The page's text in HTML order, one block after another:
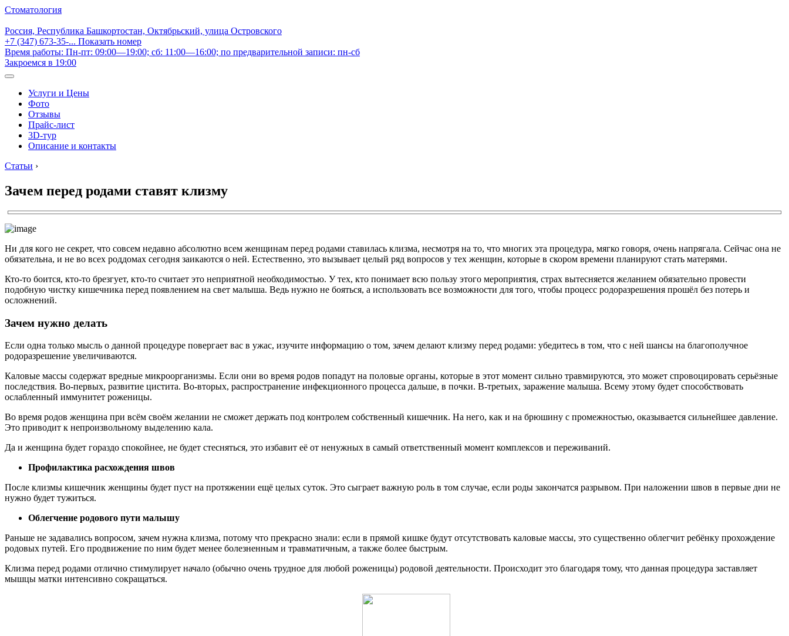
Стоматология
Россия, Республика Башкортостан, Октябрьский, улица Островского
+7 (347) 673-35-... Показать номер
Время работы: Пн-пт: 09:00—19:00; сб: 11:00—16:00; по предварительной записи: пн-сб
Закроемся в 19:00
Услуги и Цены
Фото
Отзывы
Прайс-лист
3D-тур
Описание и контакты
Статьи ›
Зачем перед родами ставят клизму
Ни для кого не секрет, что совсем недавно абсолютно всем женщинам перед родами ставилась клизма, несмотря на то, что многих эта процедура, мягко говоря, очень напрягала. Сейчас она не
обязательна, и не во всех роддомах сегодня заикаются о ней. Естественно, это вызывает целый ряд вопросов у тех женщин, которые в скором времени планируют стать матерями.
Кто-то боится, кто-то брезгует, кто-то считает это неприятной необходимостью. У тех, кто понимает всю пользу этого мероприятия, страх вытесняется желанием обязательно провести
подобную чистку кишечника перед появлением на свет малыша. Ведь нужно не бояться, а использовать все возможности для того, чтобы процесс родоразрешения прошёл без потерь и
осложнений.
Зачем нужно делать
Если одна только мысль о данной процедуре повергает вас в ужас, изучите информацию о том, зачем делают клизму перед родами: убедитесь в том, что с ней шансы на благополучное
родоразрешение увеличиваются.
Каловые массы содержат вредные микроорганизмы. Если они во время родов попадут на половые органы, которые в этот момент сильно травмируются, это может спровоцировать серьёзные
последствия. Во-первых, развитие цистита. Во-вторых, распространение инфекционного процесса дальше, в почки. В-третьих, заражение малыша. Всему этому будет способствовать
ослабленный иммунитет роженицы.
Во время родов женщина при всём своём желании не сможет держать под контролем собственный кишечник. На него, как и на брюшину с промежностью, оказывается сильнейшее давление.
Это приводит к непроизвольному выделению кала.
Да и женщина будет гораздо спокойнее, не будет стесняться, это избавит её от ненужных в самый ответственный момент комплексов и переживаний.
Профилактика расхождения швов
После клизмы кишечник женщины будет пуст на протяжении ещё целых суток. Это сыграет важную роль в том случае, если роды закончатся разрывом. При наложении швов в первые дни не
нужно будет тужиться.
Облегчение родового пути малышу
Раньше не задавались вопросом, зачем нужна клизма, потому что прекрасно знали: если в прямой кишке будут отсутствовать каловые массы, это существенно облегчит ребёнку прохождение
родовых путей. Его продвижение по ним будет менее болезненным и травматичным, а также более быстрым.
Клизма перед родами отлично стимулирует начало (обычно очень трудное для любой роженицы) родовой деятельности. Происходит это благодаря тому, что данная процедура заставляет
мышцы матки интенсивно сокращаться.